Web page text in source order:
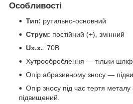
Особливості
Тип: рутильно-основний
Струм: постійний (+), змінний
Ux.x.: 70B
Хутрооброблення — тільки
Опір абразивному зносу —
Опір зносу під час тертя
підвищений.